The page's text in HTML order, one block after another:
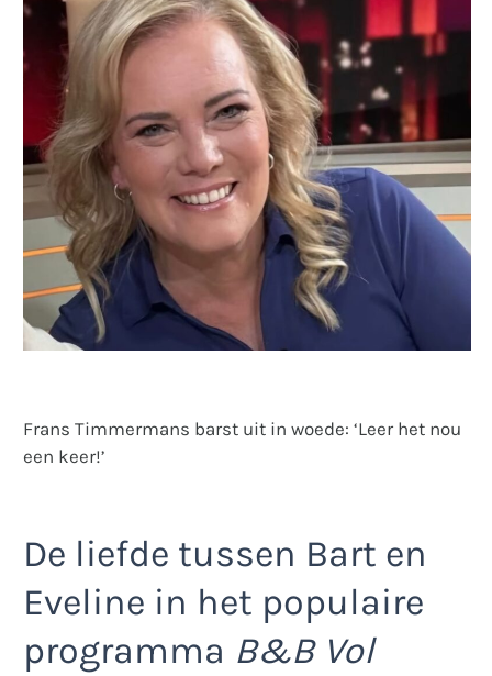
Frans Timmermans barst uit in woede: ‘Leer het nou
een keer!’
De liefde tussen Bart en
Eveline in het populaire
programma B&B Vol